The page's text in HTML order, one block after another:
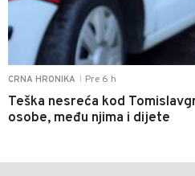
CRNA HRONIKA Pre 6 h
Teška nesreća kod
osobe, među njima i dijete